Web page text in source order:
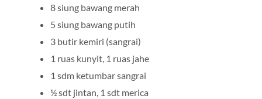
8 siung bawang merah
5 siung bawang putih
3 butir kemiri (sangrai)
1 ruas kunyit, 1 ruas jahe
1 sdm ketumbar sangrai
½ sdt jintan, 1 sdt merica